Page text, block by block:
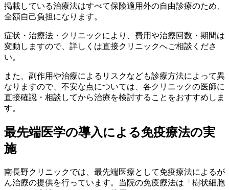
掲載している治療法はすべて保険適用外の自由診療のため、
全額自己負担になります。
症状・治療法・クリニックにより、費用や治療回数・期間は
変動しますので、詳しくは直接クリニックへご相談くださ
い。
また、副作用や治療によるリスクなども診療方法によって異
なりますので、不安な点については、各クリニックの医師に
直接確認・相談してから治療を検討することをおすすめしま
す。
最先端医学の導入による免疫療法の実
施
南長野クリニックでは、最先端医療として免疫療法によるが
ん治療の提供を行っています。当院の免疫療法は「樹状細胞